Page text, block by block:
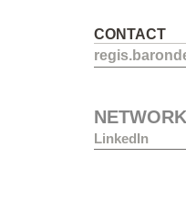
CONTACT
NETWORK
LinkedIn